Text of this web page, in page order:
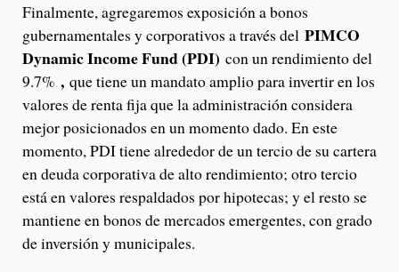
Finalmente, agregaremos exposición a bonos
gubernamentales y corporativos a través del PIMCO
Dynamic Income Fund (PDI) con un rendimiento del
9.7% , que tiene un mandato amplio para invertir en los
valores de renta fija que la administración considera
mejor posicionados en un momento dado. En este
momento, PDI tiene alrededor de un tercio de su cartera
en deuda corporativa de alto rendimiento; otro tercio
está en valores respaldados por hipotecas; y el resto se
mantiene en bonos de mercados emergentes, con grado
de inversión y municipales.